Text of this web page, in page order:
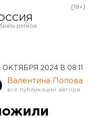
[18+]
ОКТЯБРЯ 2024 В 08:11
Валентина Попова